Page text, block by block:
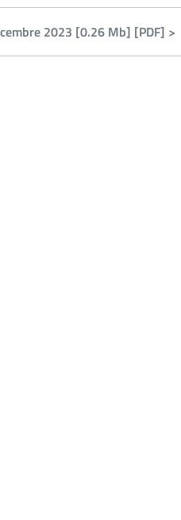
2023 [0.26 Mb] [PDF] >